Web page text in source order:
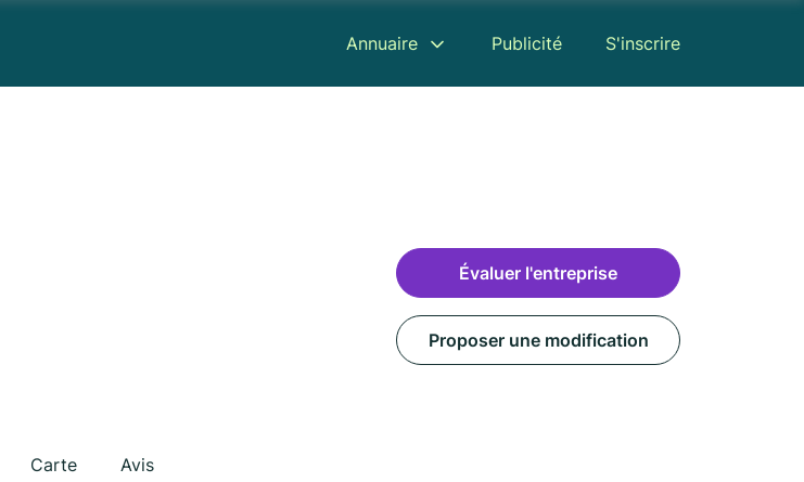
Annuaire Publicité S'inscrire
Carte Avis
Évaluer l'entreprise
Proposer une modification